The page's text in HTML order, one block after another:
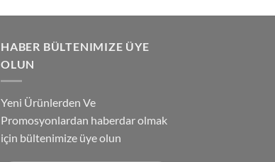
HABER BÜLTENIMIZE ÜYE
OLUN
Yeni Ürünlerden Ve
Promosyonlardan haberdar olmak
için bültenimize üye olun